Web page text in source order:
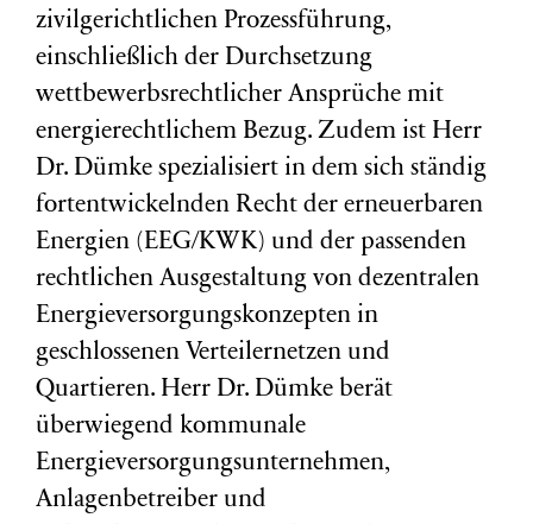
zivilgerichtlichen Prozessführung,
einschließlich der Durchsetzung
wettbewerbsrechtlicher Ansprüche mit
energierechtlichem Bezug. Zudem ist Herr
Dr. Dümke spezialisiert in dem sich ständig
fortentwickelnden Recht der erneuerbaren
Energien (EEG/KWK) und der passenden
rechtlichen Ausgestaltung von dezentralen
Energieversorgungskonzepten in
geschlossenen Verteilernetzen und
Quartieren. Herr Dr. Dümke berät
überwiegend kommunale
Energieversorgungsunternehmen,
Anlagenbetreiber und